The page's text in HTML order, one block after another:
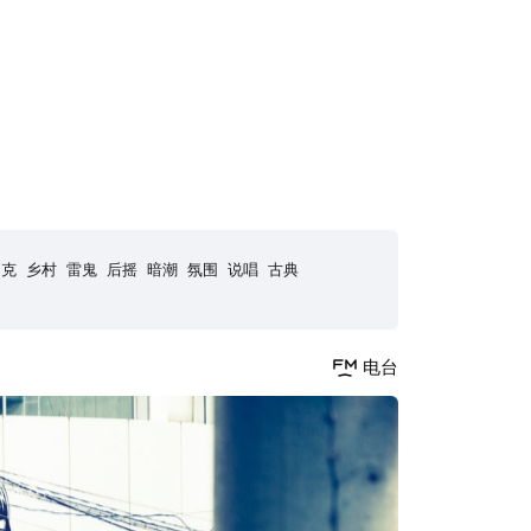
乡村 雷鬼 后摇 暗潮 氛围 说唱 古典
电台